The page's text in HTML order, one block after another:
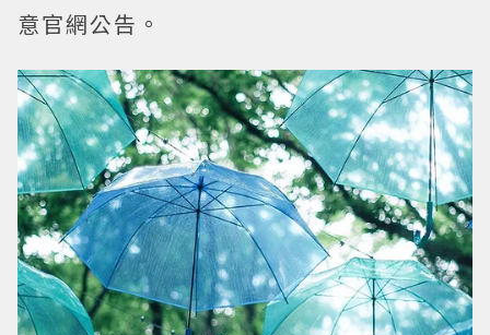
意官網公告。